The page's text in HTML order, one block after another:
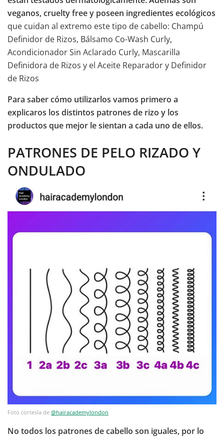
veganos, cruelty free y poseen ingredientes ecológicos
que cuidan al extremo este tipo de cabello: Champú
Definidor de Rizos, Bálsamo Co-Wash Curly,
Acondicionador Sin Aclarado Curly, Mascarilla
Definidora de Rizos y el Aceite Reparador y Definidor
de Rizos
Para saber cómo utilizarlos vamos primero a
explicaros los distintos patrones de rizo y los
productos que mejor le sientan a cada uno de ellos.
PATRONES DE PELO RIZADO Y
ONDULADO
Foto cortesía de @hairacademylondon
No todos los patrones de cabello son iguales, por lo